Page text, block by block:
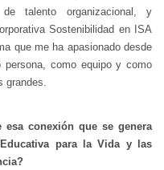
talento organizacional, y
Sostenibilidad en ISA
que me ha apasionado desde
como equipo y como
grandes.
conexión que se genera
para la Vida y las